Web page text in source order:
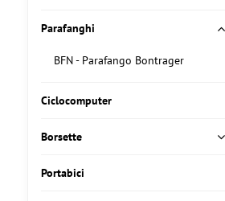
Parafanghi
BFN - Parafango Bontrager
Ciclocomputer
Borsette
Portabici